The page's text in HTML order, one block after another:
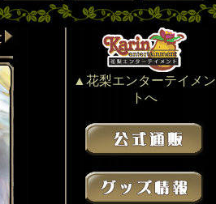
▲花梨エンターテイメン
トへ